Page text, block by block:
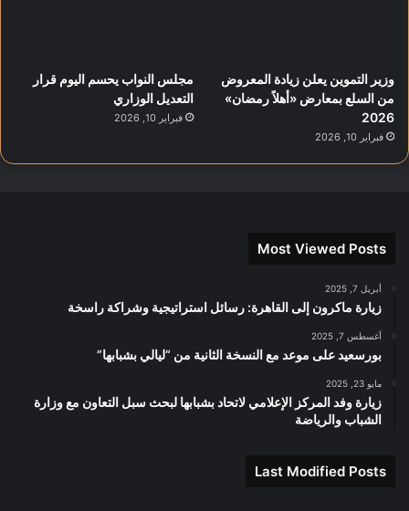
وزير التموين يعلن زيادة المعروض
من السلع بمعارض «أهلاً رمضان»
2026
فبراير 10, 2026
مجلس النواب يحسم اليوم قرار
التعديل الوزاري
فبراير 10, 2026
Most Viewed Posts
أبريل 7, 2025
زيارة ماكرون إلى القاهرة: رسائل استراتيجية وشراكة راسخة
أغسطس 7, 2025
بورسعيد على موعد مع النسخة الثانية من “ليالي بشبابها”
مايو 23, 2025
زيارة وفد المركز الإعلامي لاتحاد بشبابها لبحث سبل التعاون مع وزارة
الشباب والرياضة
Last Modified Posts